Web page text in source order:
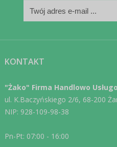
KONTAKT
"Żako" Firma Handlowo
ul. K.Baczyńskiego 2/6, 68-200
NIP: 928-109-98-38
Pn-Pt: 07:00 - 16:00